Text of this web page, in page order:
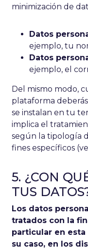
minimización de
Datos
ejemplo, tu
Datos
ejemplo, el
Del mismo modo,
plataforma
se instalan en tu
implica el
según la tipología
fines específicos
5. ¿CON
TUS
Los datos
tratados con la
particular en
su caso, en los